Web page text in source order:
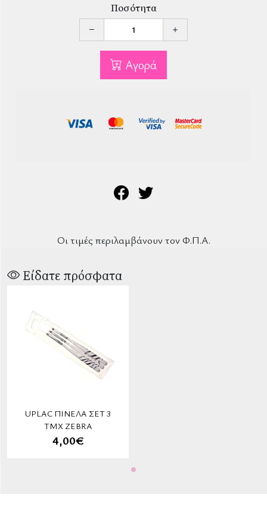
Ποσότητα
Αγορά
Οι τιμές περιλαμβάνουν τον Φ.Π.Α.
Είδατε πρόσφατα
UPLAC ΠΙΝΈΛΑ ΣΈΤ 3
ΤΜΧ ZEBRA
4,00€